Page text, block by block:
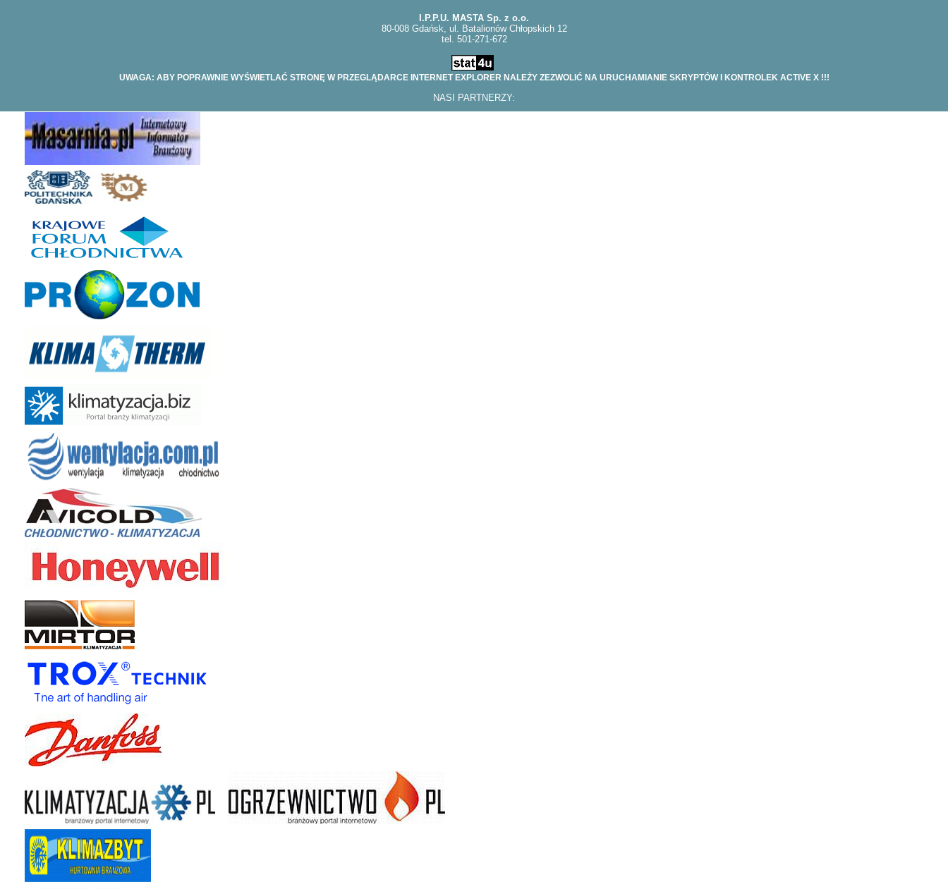
I.P.P.U. MASTA Sp. z o.o.
80-008 Gdańsk, ul. Batalionów Chłopskich 12
tel. 501-271-672
UWAGA: ABY POPRAWNIE WYŚWIETLAĆ STRONĘ W PRZEGLĄDARCE INTERNET EXPLORER NALEŻY ZEZWOLIĆ NA URUCHAMIANIE SKRYPTÓW I KONTROLEK ACTIVE X !!!
NASI PARTNERZY: